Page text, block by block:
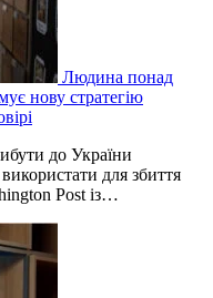
Людина понад
нову стратегію
до України
для збиття
Post із…